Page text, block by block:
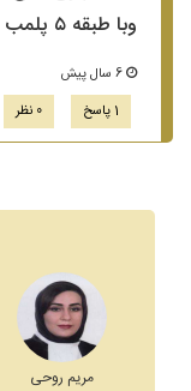
وبا طبقه ۵ پلمب شده‌
1 پاسخ
0 نظر
مریم روحی